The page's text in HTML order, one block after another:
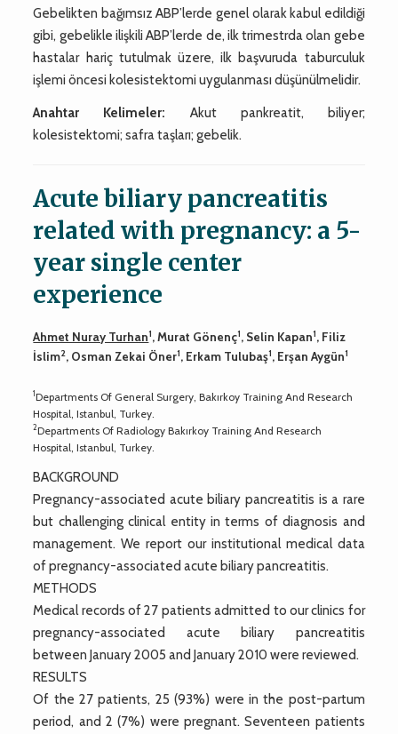
Gebelikten bağımsız ABP’lerde genel olarak kabul edildiği
gibi, gebelikle ilişkili ABP’lerde de, ilk trimestrda olan gebe
hastalar hariç tutulmak üzere, ilk başvuruda taburculuk
işlemi öncesi kolesistektomi uygulanması düşünülmelidir.
Anahtar Kelimeler: Akut pankreatit, biliyer;
kolesistektomi; safra taşları; gebelik.
Acute biliary pancreatitis
related with pregnancy: a 5-
year single center
experience
Ahmet Nuray Turhan1, Murat Gönenç1, Selin Kapan1, Filiz
İslim2, Osman Zekai Öner1, Erkam Tulubaş1, Erşan Aygün1
1Departments Of General Surgery, Bakırkoy Training And Research
Hospital, Istanbul, Turkey.
2Departments Of Radiology Bakırkoy Training And Research
Hospital, Istanbul, Turkey.
BACKGROUND
Pregnancy-associated acute biliary pancreatitis is a rare
but challenging clinical entity in terms of diagnosis and
management. We report our institutional medical data
of pregnancy-associated acute biliary pancreatitis.
METHODS
Medical records of 27 patients admitted to our clinics for
pregnancy-associated acute biliary pancreatitis
between January 2005 and January 2010 were reviewed.
RESULTS
Of the 27 patients, 25 (93%) were in the post-partum
period, and 2 (7%) were pregnant. Seventeen patients